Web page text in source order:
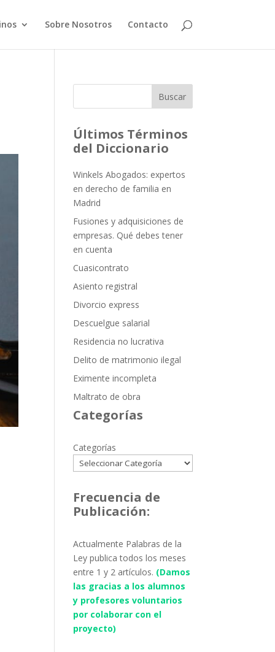
Sobre Nosotros Contacto
Buscar
Últimos Términos
del Diccionario
Winkels Abogados: expertos
en derecho de familia en
Madrid
Fusiones y adquisiciones de
empresas. Qué debes tener
en cuenta
Cuasicontrato
Asiento registral
Divorcio express
Descuelgue salarial
Residencia no lucrativa
Delito de matrimonio ilegal
Eximente incompleta
Maltrato de obra
Categorías
Categorías
Frecuencia de
Publicación:
Actualmente Palabras de la
Ley publica todos los meses
entre 1 y 2 artículos. (Damos
las gracias a los alumnos
y profesores voluntarios
por colaborar con el
proyecto)